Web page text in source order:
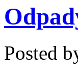
Posted